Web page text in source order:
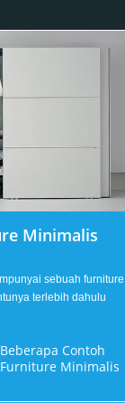
Minimalis
sebuah furniture
terlebih dahulu
Beberapa Contoh
Furniture Minimalis